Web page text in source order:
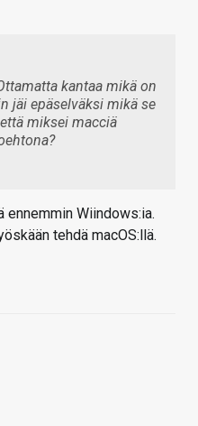
kantaa mikä on
jäi epäselväksi mikä se
miksei macciä
ennemmin Wiindows:ia.
tehdä macOS:llä.